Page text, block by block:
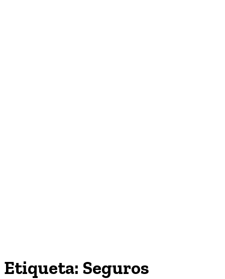
Etiqueta: Seguros